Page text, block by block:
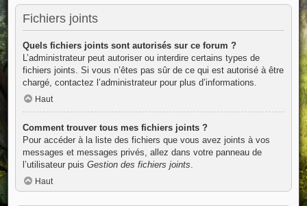
Fichiers joints
Quels fichiers joints sont autorisés sur ce forum ?
L’administrateur peut autoriser ou interdire certains types de
fichiers joints. Si vous n’êtes pas sûr de ce qui est autorisé à être
chargé, contactez l’administrateur pour plus d’informations.
Haut
Comment trouver tous mes fichiers joints ?
Pour accéder à la liste des fichiers que vous avez joints à vos
messages et messages privés, allez dans votre panneau de
l’utilisateur puis Gestion des fichiers joints.
Haut